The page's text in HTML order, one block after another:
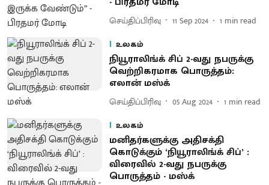
செய்திப்பிரிவு 11 Sep 2024 1 min read
உலகம்
நியூராலிங்க் சிப் 2-வது நபருக்கு
வெற்றிகரமாக பொருத்தம்:
எலான் மஸ்க்
செய்திப்பிரிவு 05 Aug 2024 1 min read
உலகம்
மனிதர்களுக்கு அதிசக்தி
கொடுக்கும் ‘நியூராலிங்க் சிப்’ :
விரைவில் 2-வது நபருக்கு
பொருத்தம் - மஸ்க்